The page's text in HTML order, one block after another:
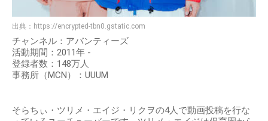
出典： https://encrypted-tbn0.gstatic.com
チャンネル：アバンティーズ
活動期間：2011年 -
登録者数：148万人
事務所（MCN）：UUUM
そらちぃ・ツリメ・エイジ・リクヲの4人で動画投稿を行な